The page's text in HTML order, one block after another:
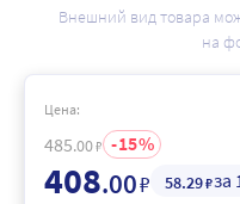
Внешний вид товара
на
Цена:
485.00₽ 15
408.00₽ 58.29₽за